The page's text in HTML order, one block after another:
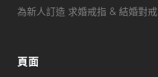
為新人訂造 求婚戒指 & 結婚對戒
頁面